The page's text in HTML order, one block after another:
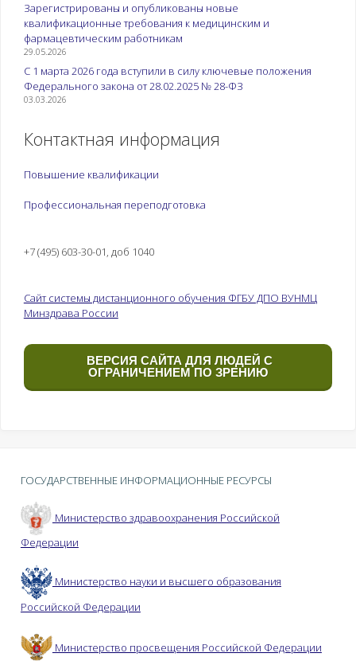
Зарегистрированы и опубликованы новые
квалификационные требования к медицинским и
фармацевтическим работникам
29.05.2026
С 1 марта 2026 года вступили в силу ключевые положения
Федерального закона от 28.02.2025 № 28-ФЗ
03.03.2026
Контактная информация
Повышение квалификации
Профессиональная переподготовка
+7 (495) 603-30-01, доб 1040
Сайт системы дистанционного обучения ФГБУ ДПО ВУНМЦ
Минздрава России
ВЕРСИЯ САЙТА ДЛЯ ЛЮДЕЙ С
ОГРАНИЧЕНИЕМ ПО ЗРЕНИЮ
ГОСУДАРСТВЕННЫЕ ИНФОРМАЦИОННЫЕ РЕСУРСЫ
Министерство здравоохранения Российской
Федерации
Министерство науки и высшего образования
Российской Федерации
Министерство просвещения Российской Федерации